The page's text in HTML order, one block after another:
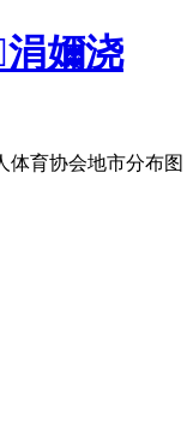
嬭浇
体育协会地市分布图